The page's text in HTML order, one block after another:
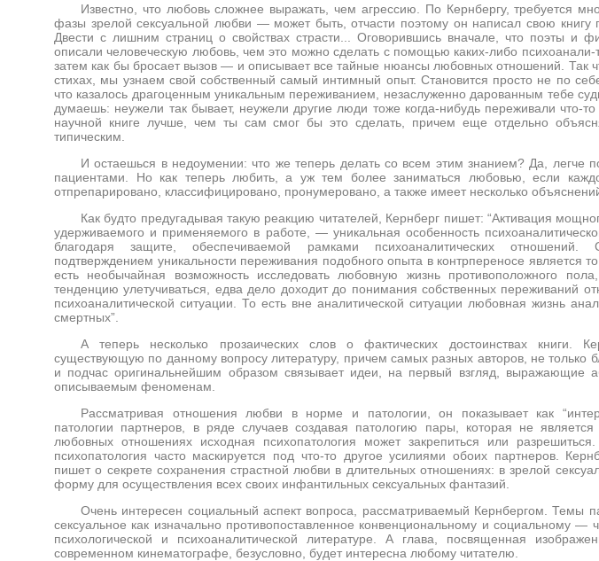
Известно, что любовь сложнее выражать, чем агрессию. По Кернбергу, требуется
фазы зрелой сексуальной любви — может быть, отчасти поэтому он написал свою книгу
Двести с лишним страниц о свойствах страсти... Оговорившись вначале, что поэты и
описали человеческую любовь, чем это можно сделать с помощью каких-либо психоанали-
затем как бы бросает вызов — и описывает все тайные нюансы любовных отношений. Так
стихах, мы узнаем свой собственный самый интимный опыт. Становится просто не по
что казалось драгоценным уникальным переживaнием, незаслуженно дарованным тебе
думаешь: неужели так бывает, неужели другие люди тоже когда-нибудь переживали что-
научной книге лучше, чем ты сам смог бы это сделать, причем еще отдельно
типическим.
И остаешься в недоумении: что же теперь делать со всем этим знанием? Да, легче
пациентами. Но как теперь любить, а уж тем более заниматься любовью, если
отпрепарировано, классифицировано, пронумеровано, а также имеет несколько
Как будто предугадывая такую реакцию читателей, Кернберг пишет: “Активация
удерживаемого и применяемого в работе, — уникальная особенность
благодаря защите, обеспечиваемой рамками психоаналитических отношений.
подтверждением уникальности переживания подобного опыта в контрпереносе является
есть необычайная возможность исследовать любовную жизнь противоположного
тенденцию улетучиваться, едва дело доходит до понимания собственных переживаний
психоаналитической ситуации. То есть вне аналитической ситуации любовная жизнь
смертных”.
А теперь несколько прозаических слов о фактических достоинствах книги.
существующую по данному вопросу литературу, причем самых разных авторов, не только
и подчас оригинальнейшим образом связывает идеи, на первый взгляд, выражающие
описываемым феноменам.
Рассматривая отношения любви в норме и патологии, он показывает как
патологии партнеров, в ряде случаев создавая патологию пары, которая не
любовных отношениях исходная психопатология может закрепиться или
психопатология часто маскируется под что-то другое усилиями обоих партнеров.
пишет о секрете сохранения страстной любви в длительных отношениях: в зрелой
форму для осуществления всех своих инфантильных сексуальных фантазий.
Очень интересен социальный аспект вопроса, рассматриваемый Кернбергом. Темы
сексуальное как изначально противопоставленное конвенциональному и социальному —
психологической и психоаналитической литературе. А глава, посвященная
современном кинематографе, безусловно, будет интересна любому читателю.